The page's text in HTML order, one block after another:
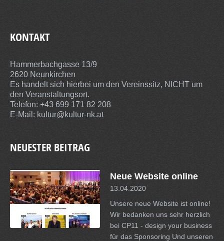
KONTAKT
Hammerbachgasse 13/9
2620 Neunkirchen
Es handelt sich hierbei um den Vereinssitz, NICHT um
den Veranstaltungsort.
Telefon: +43 699 171 82 208
E-Mail: kultur@kultur-nk.at
NEUESTER BEITRAG
Neue Website online
13.04.2020
Unsere neue Website ist online!
Wir bedanken uns sehr herzlich
bei CP11 - design your business
für das Sponsoring Und unseren